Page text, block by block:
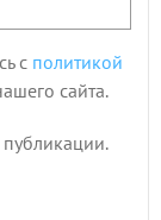
с политикой
сайта.